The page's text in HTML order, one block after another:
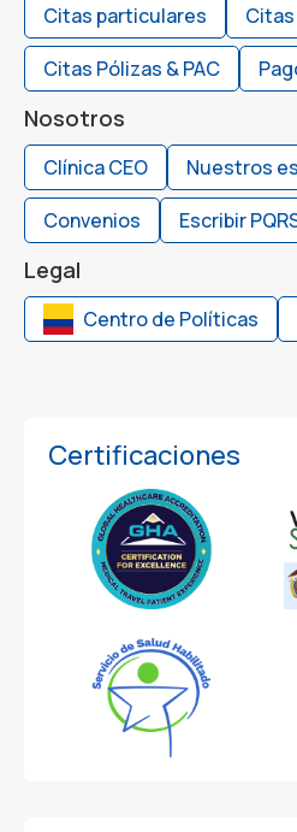
Citas particulares
Citas
Citas Pólizas & PAC
Nosotros
Clínica CEO
Nuestros
Convenios
Escribir
Legal
Centro de Políticas
Certificaciones